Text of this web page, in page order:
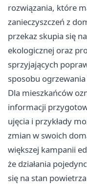
rozwiązania, które
zanieczyszczeń z
przekaz skupia się
ekologicznej oraz
sprzyjających
sposobu
Dla mieszkańców
informacji
ujęcia i przykłady
zmian w swoich
większej kampanii
że działania
się na stan